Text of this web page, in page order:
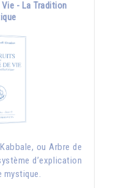
- La Tradition
ou Arbre de
d’explication
mystique.